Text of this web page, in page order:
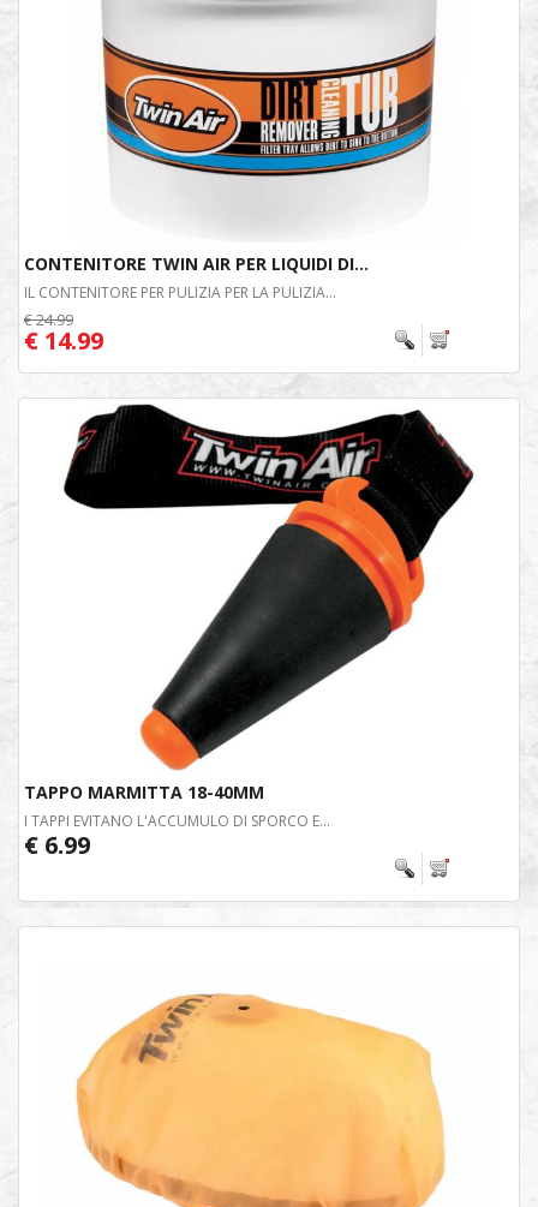
CONTENITORE TWIN AIR PER LIQUIDI DI...
IL CONTENITORE PER PULIZIA PER LA PULIZIA...
€ 24.99
€ 14.99
TAPPO MARMITTA 18-40MM
I TAPPI EVITANO L'ACCUMULO DI SPORCO E...
€ 6.99